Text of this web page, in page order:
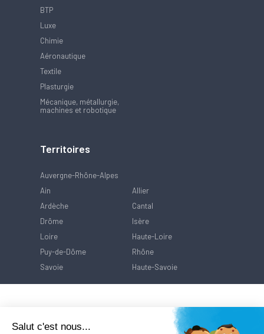
BTP
Luxe
Chimie
Aéronautique
Textile
Plasturgie
Mécanique, métallurgie,
machines et robotique
Territoires
Auvergne-Rhône-Alpes
Ain
Allier
Ardèche
Cantal
Drôme
Isère
Loire
Haute-Loire
Puy-de-Dôme
Rhône
Savoie
Haute-Savoie
Salut c'est nous...